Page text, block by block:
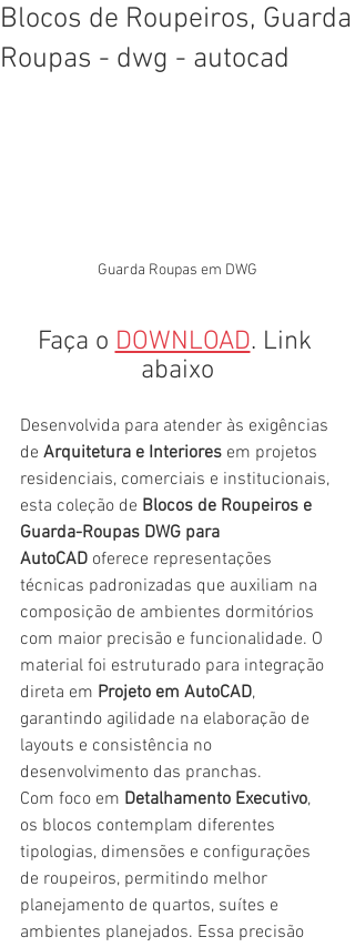
Blocos de Roupeiros, Guarda
Roupas - dwg - autocad
Guarda Roupas em DWG
Faça o DOWNLOAD. Link
abaixo
Desenvolvida para atender às exigências
de Arquitetura e Interiores em projetos
residenciais, comerciais e institucionais,
esta coleção de Blocos de Roupeiros e
Guarda-Roupas DWG para
AutoCAD oferece representações
técnicas padronizadas que auxiliam na
composição de ambientes dormitórios
com maior precisão e funcionalidade. O
material foi estruturado para integração
direta em Projeto em AutoCAD,
garantindo agilidade na elaboração de
layouts e consistência no
desenvolvimento das pranchas.
Com foco em Detalhamento Executivo,
os blocos contemplam diferentes
tipologias, dimensões e configurações
de roupeiros, permitindo melhor
planejamento de quartos, suítes e
ambientes planejados. Essa precisão